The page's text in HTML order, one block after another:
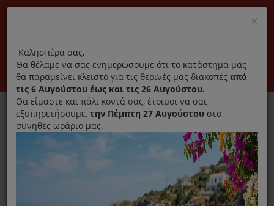
Αποκλειστικά γνήσια ανταλλακτικά
Σύνδεση Εγγραφή Εταιρεία Επικοινωνία
0
×
title
Καλησπέρα σας,
Θα θέλαμε να σας ενημερώσουμε ότι το κατάστημά μας
θα παραμείνει κλειστό για τις θερινές μας διακοπές από
τις 6 Αυγούστου έως και τις 26 Αυγούστου.
Θα είμαστε και πάλι κοντά σας, έτοιμοι να σας
εξυπηρετήσουμε, την Πέμπτη 27 Αυγούστου στο
σύνηθες ωράριό μας.